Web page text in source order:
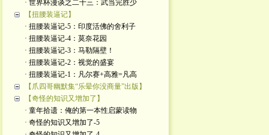
· 世界杯漫谈之二十三：武当完胜少
【扭腰装逼记】
· 扭腰装逼记-5：印度活佛的舍利子
· 扭腰装逼记-4：莫奈花园
· 扭腰装逼记-3：马勒隔壁！
· 扭腰装逼记-2：视觉的盛宴
· 扭腰装逼记-1：凡尔赛+高雅=凡高
【爪四哥幽默集“乐晕你没商量”出版】
【奇怪的知识又增加了】
· 童年拾遗：俺的第一本性启蒙读物
· 奇怪的知识又增加了-5